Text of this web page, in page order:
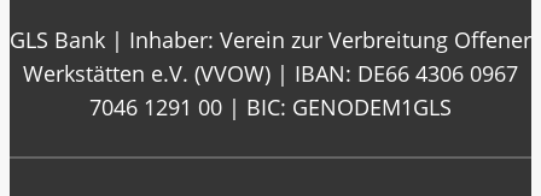
GLS Bank | Inhaber: Verein zur Verbreitung Offener
Werkstätten e.V. (VVOW) | IBAN: DE66 4306 0967
7046 1291 00 | BIC: GENODEM1GLS